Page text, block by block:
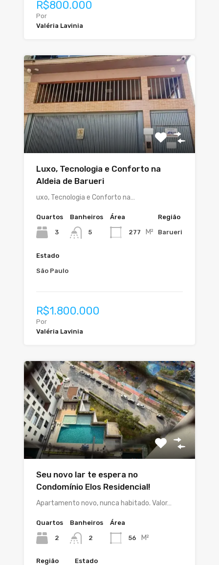
R$800.000
Por
Valéria Lavinia
Luxo, Tecnologia e Conforto na
Aldeia de Barueri
uxo, Tecnologia e Conforto na…
Quartos
3
Banheiros
5
Área
277 M²
Região
Barueri
Estado
São Paulo
R$1.800.000
Por
Valéria Lavinia
Seu novo lar te espera no
Condomínio Elos Residencial!
Apartamento novo, nunca habitado. Valor…
Quartos
2
Banheiros
2
Área
56 M²
Região Estado